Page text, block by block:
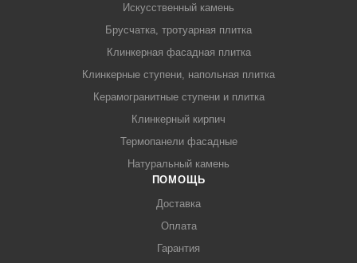
Искусственный камень
Брусчатка, тротуарная плитка
Клинкерная фасадная плитка
Клинкерные ступени, напольная плитка
Керамогранитные ступени и плитка
Клинкерный кирпич
Термопанели фасадные
Натуральный камень
ПОМОЩЬ
Доставка
Оплата
Гарантия